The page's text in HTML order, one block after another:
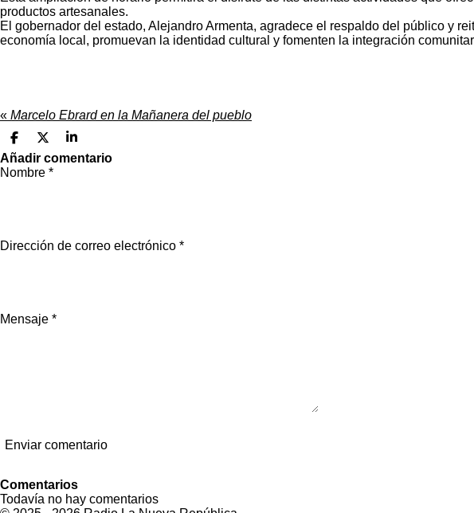
productos artesanales.
El gobernador del estado, Alejandro Armenta, agradece el respaldo del público y
economía local, promuevan la identidad cultural y fomenten la integración
« Marcelo Ebrard en la Mañanera del pueblo
C
o
m
p
r
C
o
m
p
r
C
o
r
Añadir comentario
Nombre *
Dirección de correo electrónico *
Mensaje *
Enviar comentario
Comentarios
Todavía no hay comentarios